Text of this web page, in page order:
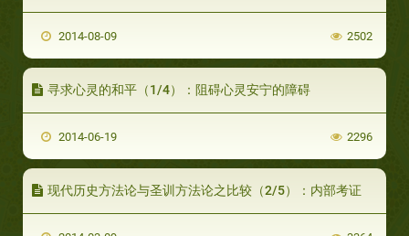
2014-08-09 2502
寻求心灵的和平（1/4）：阻碍心灵安宁的障碍
2014-06-19 2296
现代历史方法论与圣训方法论之比较（2/5）：内部考证